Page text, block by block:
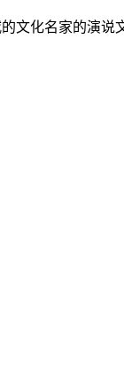
文化名家的演说